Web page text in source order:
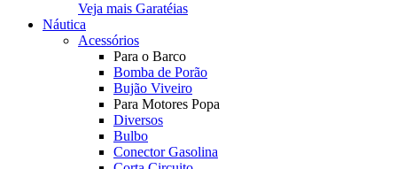
Veja mais Garatéias
Náutica
Acessórios
Para o Barco
Bomba de Porão
Bujão Viveiro
Para Motores Popa
Diversos
Bulbo
Conector Gasolina